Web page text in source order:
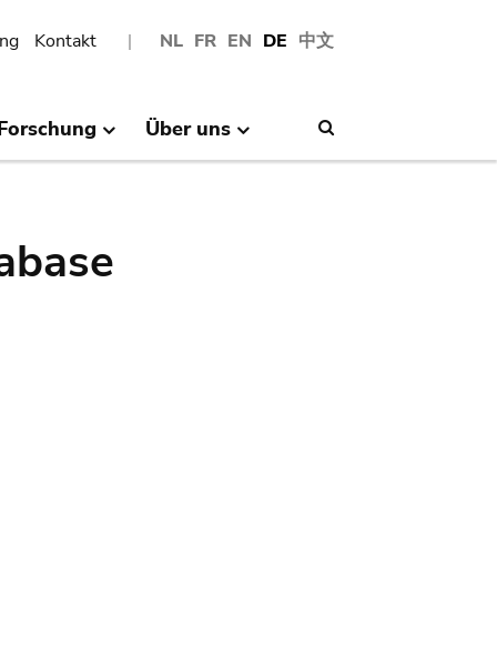
NL FR EN DE 中文
Kontakt
Über uns